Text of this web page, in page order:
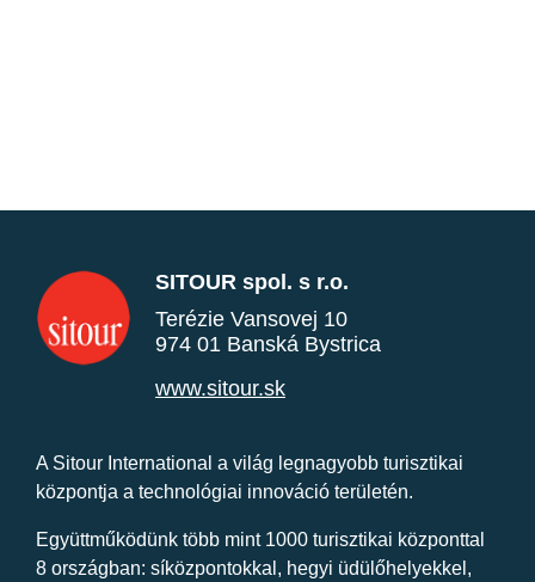
SITOUR spol. s r.o.
Terézie Vansovej 10
974 01 Banská Bystrica
www.sitour.sk
A Sitour International a világ legnagyobb turisztikai
központja a technológiai innováció területén.
Együttműködünk több mint 1000 turisztikai központtal
8 országban: síközpontokkal, hegyi üdülőhelyekkel,